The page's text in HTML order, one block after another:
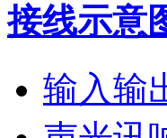
接线示意
输入输